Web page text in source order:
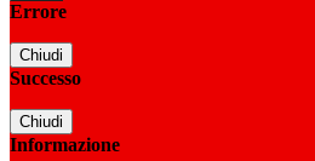
Errore
Chiudi
Successo
Chiudi
Informazione